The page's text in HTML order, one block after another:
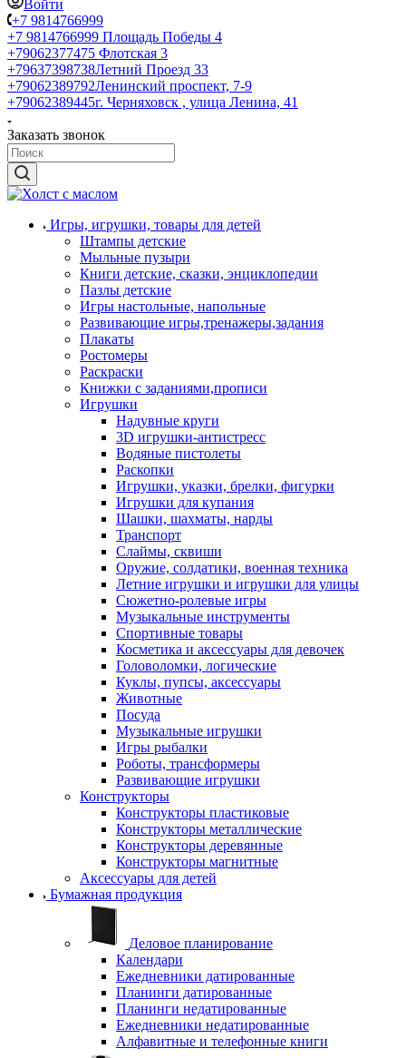
Войти
+7 9814766999
+7 9814766999 Площадь Победы 4
+79062377475 Флотская 3
+79637398738Летний Проезд 33
+79062389792Ленинский проспект, 7-9
+79062389445г. Черняховск , улица Ленина, 41
Заказать звонок
Игры, игрушки, товары для детей
Штампы детские
Мыльные пузыри
Книги детские, сказки, энциклопедии
Пазлы детские
Игры настольные, напольные
Развивающие игры,тренажеры,задания
Плакаты
Ростомеры
Раскраски
Книжки с заданиями,прописи
Игрушки
Надувные круги
3D игрушки-антистресс
Водяные пистолеты
Раскопки
Игрушки, указки, брелки, фигурки
Игрушки для купания
Шашки, шахматы, нарды
Транспорт
Слаймы, сквиши
Оружие, солдатики, военная техника
Летние игрушки и игрушки для улицы
Сюжетно-ролевые игры
Музыкальные инструменты
Спортивные товары
Косметика и аксессуары для девочек
Головоломки, логические
Куклы, пупсы, аксессуары
Животные
Посуда
Музыкальные игрушки
Игры рыбалки
Роботы, трансформеры
Развивающие игрушки
Конструкторы
Конструкторы пластиковые
Конструкторы металлические
Конструкторы деревянные
Конструкторы магнитные
Аксессуары для детей
Бумажная продукция
Деловое планирование
Календари
Ежедневники датированные
Планинги датированные
Планинги недатированные
Ежедневники недатированные
Алфавитные и телефонные книги